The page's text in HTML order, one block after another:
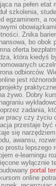
na pełen etat
szkolenia,
egzaminem, a
Znika
bo obok
oferta
która kiedyś
odbiorców.
jest
żywo. Dobry
zadania,
pracy czy życiu
przestaje być
się
awansu,
prostu lepszego
e-learningu
wyłącznie
portal
online